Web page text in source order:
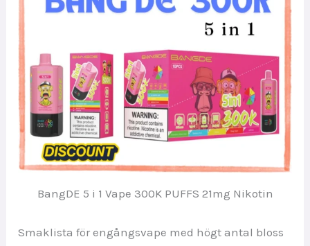
BangDE 5 i 1 Vape 300K PUFFS 21mg Nikotin
Smaklista för engångsvape med högt antal bloss